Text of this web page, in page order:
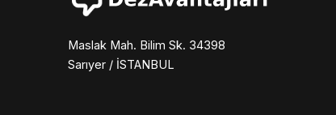
Maslak Mah. Bilim Sk. 34398
Sarıyer / İSTANBUL